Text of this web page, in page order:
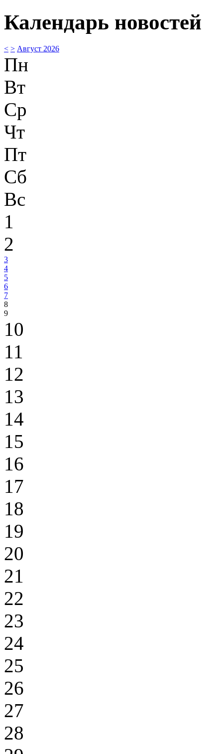
Календарь новостей
< > Август 2026
Пн
Вт
Ср
Чт
Пт
Сб
Вс
1
2
3
4
5
6
7
8
9
10
11
12
13
14
15
16
17
18
19
20
21
22
23
24
25
26
27
28